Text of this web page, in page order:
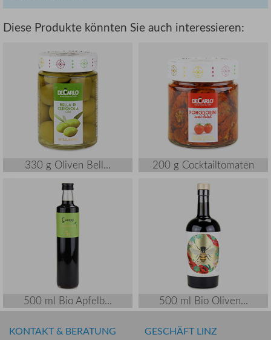
Diese Produkte könnten Sie auch interessieren:
330 g Oliven Bell... 200 g Cocktailtomaten
500 ml Bio Apfelb... 500 ml Bio Oliven...
KONTAKT & BERATUNG GESCHÄFT LINZ